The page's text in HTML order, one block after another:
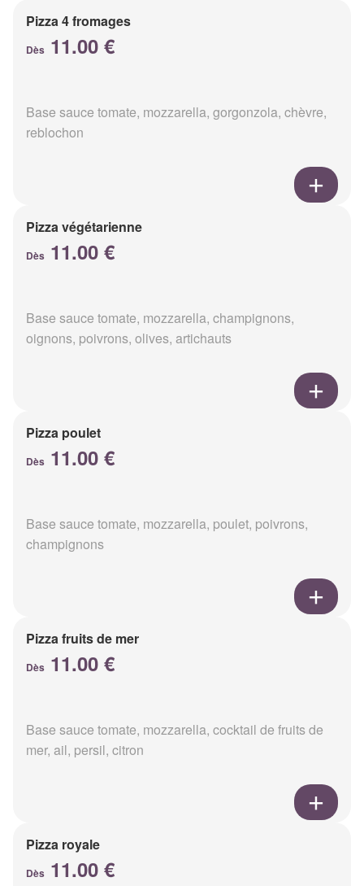
Pizza 4 fromages
Dès 11.00 €
Base sauce tomate, mozzarella, gorgonzola, chèvre,
reblochon
Pizza végétarienne
Dès 11.00 €
Base sauce tomate, mozzarella, champignons,
oignons, poivrons, olives, artichauts
Pizza poulet
Dès 11.00 €
Base sauce tomate, mozzarella, poulet, poivrons,
champignons
Pizza fruits de mer
Dès 11.00 €
Base sauce tomate, mozzarella, cocktail de fruits de
mer, ail, persil, citron
Pizza royale
Dès 11.00 €